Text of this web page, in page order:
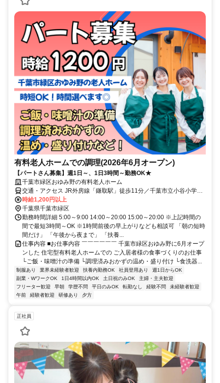
有料老人ホームでの調理(2026年6月オープン)
【パートさん募集】週1日～、1日3時間～勤務OK★
千葉市緑区おゆみ野の有料老人ホーム
交通・アクセス JR外房線「鎌取駅」徒歩11分／千葉市立小谷小学校
近く
時給1,200円以上
千葉県千葉市緑区
勤務時間詳細 5:00～9:00 14:00～20:00 15:00～20:00 ※上記時間の
間で最短3時間～OK ※1時間前後の早上がりなども相談可 「朝の短時
間だけ」 「午後から夜まで」 「扶養...
仕事内容 ■お仕事内容 ￣￣￣￣￣￣ 千葉市緑区おゆみ野に6月オープ
ンした 住宅型有料老人ホームでの ご入居者様の食事づくりのお仕事
└ご飯・味噌汁の準備 └調理済みおかずの温め・盛り付け └食洗器...
制服あり 業界未経験者歓迎 扶養内勤務OK 社員登用あり
週1日からOK
副業・WワークOK
1日4時間以内OK 土日祝のみOK
主婦・主夫歓迎
フリーター歓迎
早朝 学歴不問 平日のみOK 転勤なし 経験不問
未経験者歓迎
午前
経験者歓迎 研修あり 夕方
正社員